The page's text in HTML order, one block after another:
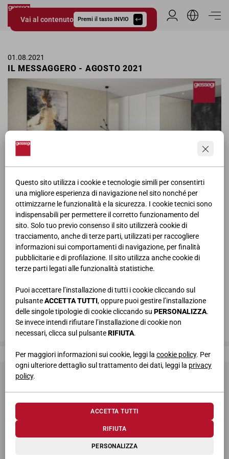
Questo sito utilizza i cookie e tecnologie simili per consentirti
una migliore esperienza di navigazione nel sito nonché per
ottimizzarne le funzionalità e la sicurezza. I cookie tecnici sono
indispensabili per permettere il corretto funzionamento del
sito. Solo tuo previo consenso il sito utilizzerà cookie di
tracciamento, anche di terze parti, utilizzati per raccogliere
informazioni sui comportamenti di navigazione, per finalità
pubblicitarie e di profilazione. Il sito utilizza anche cookie di
terze parti legati alle funzionalità statistiche.
Puoi accettare l’installazione di tutti i cookie cliccando sul
pulsanteACCETTA TUTTI, oppure puoi gestire l’installazione
delle singole tipologie di cookie cliccando su PERSONALIZZA.
Se invece intendi rifiutare l’installazione di cookie non
necessari, clicca sul pulsanteRIFIUTA.
Per maggiori informazioni sui cookie, leggi la cookie policy. Per
ogni ulteriore dettaglio sul trattamento dei dati, leggi la privacy
policy.
PERSONALIZZA
RIFIUTA
ACCETTA TUTTI
Vai al contenuto Premi il tasto INVIO
Giessegi.it
Area Riservata
01.08.2021
IL MESSAGGERO - AGOSTO 2021
Pagina pubblicitaria delle camere matrimoniali Giessegi ne Il
Messaggero per il mese di Agosto.
Giessegi, dove la qualità è di casa
© 2026 Giessegi Industria Mobili S.p.a. P.I. 00642760433
Via Bramante 39, 62010 Appignano MC (Italia)